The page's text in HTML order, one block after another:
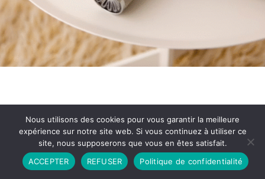
Partenariat Contact
Politique de Confidentialité
CGU
Copyright © 2026 - Propulsé par DIEUDUDIABLE
Nous utilisons des cookies pour vous garantir la meilleure
expérience sur notre site web. Si vous continuez à utiliser ce
site, nous supposerons que vous en êtes satisfait.
ACCEPTER
REFUSER Politique de confidentialité